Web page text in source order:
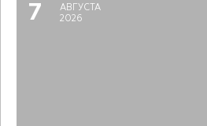
7
АВГУСТА
2026